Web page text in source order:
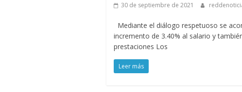
30 de septiembre de 2021
Mediante el diálogo respetuoso se
incremento de 3.40% al salario y
prestaciones Los
Leer más